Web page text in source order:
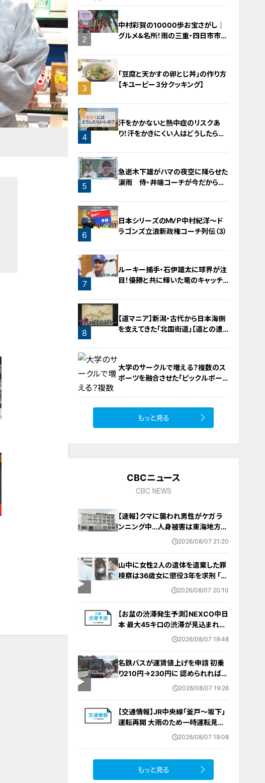
1
2
中村彩賀の10000歩お宝さがし｜
グルメ＆名所！雨の三重・四日市市で
3
「豆腐と天かすの卵とじ丼」の作り方
【キユーピー３分クッキング】
4
汗をかかないと熱中症のリスクあ
り！汗をかきにくい人はどうしたらい
5
急逝木下雄がハマの夜空に降らせた
涙雨 侍・井端コーチが今だから明
6
日本シリーズのＭＶＰ中村紀洋～ド
ラゴンズ立浪新政権コーチ列伝（3）
7
ルーキー捕手・石伊雄太に球界が注
目！優勝と共に輝いた竜のキャッチャ
8
【道マニア】新潟・古代から日本海側
を支えてきた「北国街道」【道との遭
大学のサークルで増える？複数のス
ポーツを融合させた「ピックルボー
もっと見る
CBCニュース
CBC NEWS
【速報】クマに襲われ男性がケガ ラ
ンニング中…人身被害は東海地方で
今シーズン初めて 岐阜県高山市
2026/08/07 21:20
山中に女性2人の遺体を遺棄した罪
検察は36歳女に懲役3年を求刑 ｢遺
棄時に近くに居続けたこと自体が重
2026/08/07 20:10
【お盆の渋滞発生予測】NEXCO中日
本 最大45キロの渋滞が見込まれる
区間も… 中央道・東名・新東名・東名
2026/08/07 19:48
名鉄バスが運賃値上げを申請 初乗
り210円→230円に 認められれば
12月から全路線で平均1割程度の値
2026/08/07 19:26
【交通情報】JR中央線「釜戸～坂下」
運転再開 大雨のため一時運転見合
2026/08/07 19:08
もっと見る